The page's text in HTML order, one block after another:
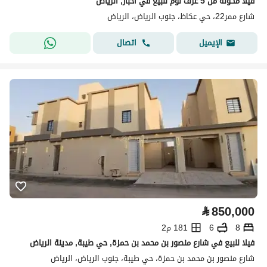
شارع ممر22، حي عكاظ، جنوب الرياض، الرياض
الإيميل
اتصال
⃁850,000
8
6
181 م2
فيلا للبيع في شارع منصور بن محمد بن حمزة, حي طيبة, مدينة الرياض
شارع منصور بن محمد بن حمزة، حي طيبة، جنوب الرياض، الرياض